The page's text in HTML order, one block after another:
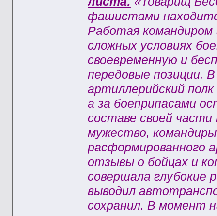
фашистами
Работая командиром
сложных условиях
своевременную и
передовые позиции.
артиллерийский
а за боеприпасами
составе своей
мужество,
расформированного
отзывы о бойцах и
совершала глубокие
выводил
сохранил. В момент